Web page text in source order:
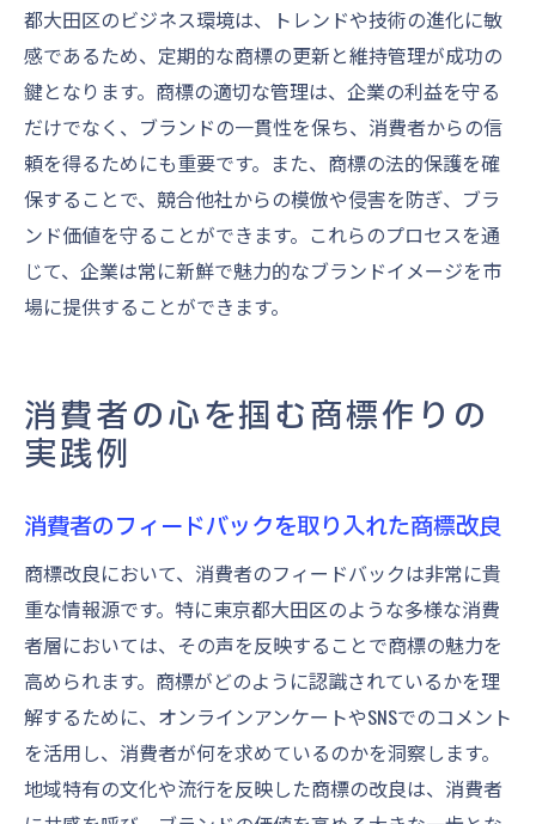
都大田区のビジネス環境は、トレンドや技術の進化に敏
感であるため、定期的な商標の更新と維持管理が成功の
鍵となります。商標の適切な管理は、企業の利益を守る
だけでなく、ブランドの一貫性を保ち、消費者からの信
頼を得るためにも重要です。また、商標の法的保護を確
保することで、競合他社からの模倣や侵害を防ぎ、ブラ
ンド価値を守ることができます。これらのプロセスを通
じて、企業は常に新鮮で魅力的なブランドイメージを市
場に提供することができます。
消費者の心を掴む商標作りの
実践例
消費者のフィードバックを取り入れた商標改良
商標改良において、消費者のフィードバックは非常に貴
重な情報源です。特に東京都大田区のような多様な消費
者層においては、その声を反映することで商標の魅力を
高められます。商標がどのように認識されているかを理
解するために、オンラインアンケートやSNSでのコメント
を活用し、消費者が何を求めているのかを洞察します。
地域特有の文化や流行を反映した商標の改良は、消費者